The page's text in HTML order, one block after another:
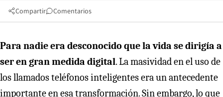
Compartir Comentarios
Para nadie era desconocido que la vida se dirigía a
ser en gran medida digital. La masividad en el uso de
los llamados teléfonos inteligentes era un antecedente
importante en esa transformación. Sin embargo, lo que